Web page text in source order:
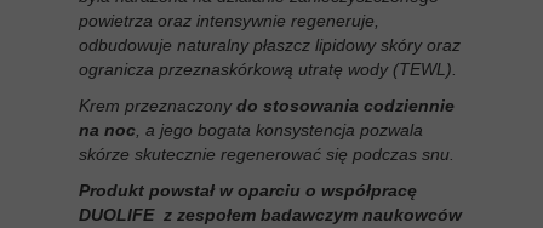
powietrza oraz intensywnie regeneruje,
odbudowuje naturalny płaszcz lipidowy skóry oraz
ogranicza przeznaskórkową utratę wody (TEWL).
Krem przeznaczonydo stosowania codziennie
na noc , a jego bogata konsystencja pozwala
skórze skutecznie regenerować się podczas snu.
Produkt powstał w oparciu o współpracę
DUOLIFE z zespołem badawczym naukowców